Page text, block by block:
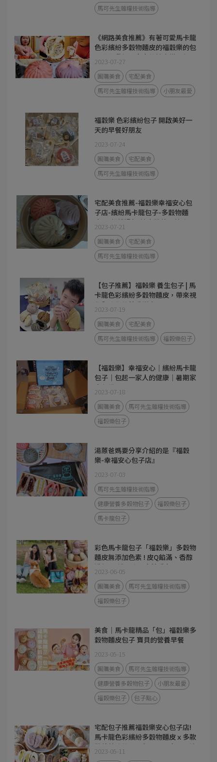
馬可先生雜糧技術指導
《網路美食推薦》有著可愛馬卡龍
色彩繽紛多穀物麵皮的福穀樂的包
子照顧我們全家人的健康從早餐開
始
2023-07-27
團購美食
宅配美食
馬可先生雜糧技術指導
小朋友最愛
福穀樂 色彩繽紛包子 開啟美好一
天的早餐好朋友
2023-07-24
團購美食
宅配美食
馬可先生雜糧技術指導
宅配美食推薦-福穀樂幸福安心包
子店-繽紛馬卡龍包子-多穀物麵
皮/五穀雜糧包/健康營養又美味
2023-07-21
團購美食
宅配美食
馬可先生雜糧技術指導
【包子推薦】福榖樂 養生包子 | 馬
卡龍色彩繽紛多穀物麵皮，帶來視
覺與味覺的雙重饗宴！
2023-07-19
團購美食
宅配美食
馬可先生雜糧技術指導
福穀樂包子
【福穀樂】幸福安心｜繽紛馬卡龍
包子｜包起一家人的健康｜暑期家
中必備
2023-07-18
團購美食
馬可先生雜糧技術指導
福穀樂包子
湯蒝爸媽要分享介紹的是『福穀
樂-幸福安心包子店』
2023-07-03
馬可先生雜糧技術指導
健康營養多穀物包子
福穀樂包子
馬卡龍包子
彩色馬卡龍包子「福穀樂」多穀物
麵皮無添加色素 ! 皮Q餡滿、香醇
濃郁 ! 7種口味一吃就愛上 !
2023-06-05
團購美食
馬可先生雜糧技術指導
福穀樂包子
美食｜馬卡龍精品「包」福穀樂多
穀物麵皮包子 寶貝的營養早餐
2023-05-15
團購美食
馬可先生雜糧技術指導
健康營養多穀物包子
小朋友最愛
福穀樂包子
包子點心
宅配包子推薦福穀樂安心包子店!
馬卡龍色彩繽紛多穀物麵皮ｘ多款
營養美味的可口包子，原來可以這
樣吃包子套餐？！
2023-05-11